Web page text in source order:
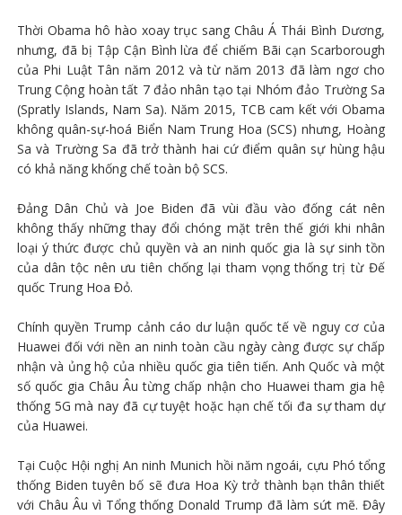
Thời Obama hô hào xoay trục sang Châu Á Thái Bình Dương,
nhưng, đã bị Tập Cận Bình lừa để chiếm Bãi cạn Scarborough
của Phi Luật Tân năm 2012 và từ năm 2013 đã làm ngơ cho
Trung Cộng hoàn tất 7 đảo nhân tạo tại Nhóm đảo Trường Sa
(Spratly Islands, Nam Sa). Năm 2015, TCB cam kết với Obama
không quân-sự-hoá Biển Nam Trung Hoa (SCS) nhưng, Hoàng
Sa và Trường Sa đã trở thành hai cứ điểm quân sự hùng hậu
có khả năng khống chế toàn bộ SCS.
Đảng Dân Chủ và Joe Biden đã vùi đầu vào đống cát nên
không thấy những thay đổi chóng mặt trên thế giới khi nhân
loại ý thức được chủ quyền và an ninh quốc gia là sự sinh tồn
của dân tộc nên ưu tiên chống lại tham vọng thống trị từ Đế
quốc Trung Hoa Đỏ.
Chính quyền Trump cảnh cáo dư luận quốc tế về nguy cơ của
Huawei đối với nền an ninh toàn cầu ngày càng được sự chấp
nhận và ủng hộ của nhiều quốc gia tiên tiến. Anh Quốc và một
số quốc gia Châu Âu từng chấp nhận cho Huawei tham gia hệ
thống 5G mà nay đã cự tuyệt hoặc hạn chế tối đa sự tham dự
của Huawei.
Tại Cuộc Hội nghị An ninh Munich hồi năm ngoái, cựu Phó tổng
thống Biden tuyên bố sẽ đưa Hoa Kỳ trở thành bạn thân thiết
với Châu Âu vì Tổng thống Donald Trump đã làm sứt mẽ. Đây